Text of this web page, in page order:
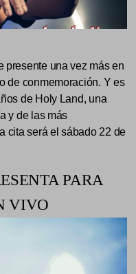
presente una vez más en
de conmemoración. Y es
de Holy Land, una
y de las más
cita será el sábado 22 de
PARA
VIVO